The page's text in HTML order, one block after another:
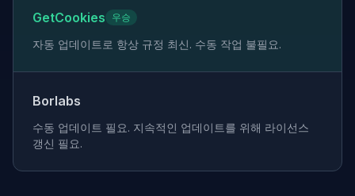
GetCookies 우승
자동 업데이트로 항상 규정 최신. 수동 작업 불필요.
Borlabs
수동 업데이트 필요. 지속적인 업데이트를 위해 라이선스
갱신 필요.